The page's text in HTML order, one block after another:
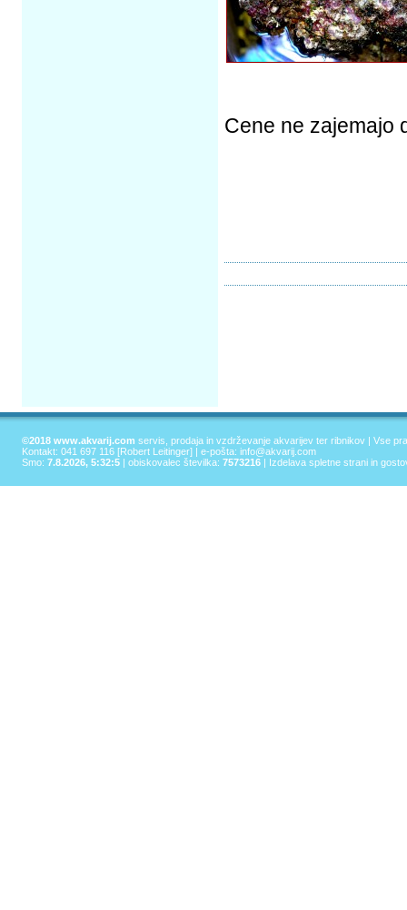
Cene ne zajemajo
©2018 www.akvarij.com servis, prodaja in vzdrževanje akvarijev ter ribnikov | Vse
Kontakt: 041 697 116 [Robert Leitinger] | e-pošta: info@akvarij.com
Smo: 7.8.2026, 5:32:5 | obiskovalec številka: 7573216 | Izdelava spletne strani in